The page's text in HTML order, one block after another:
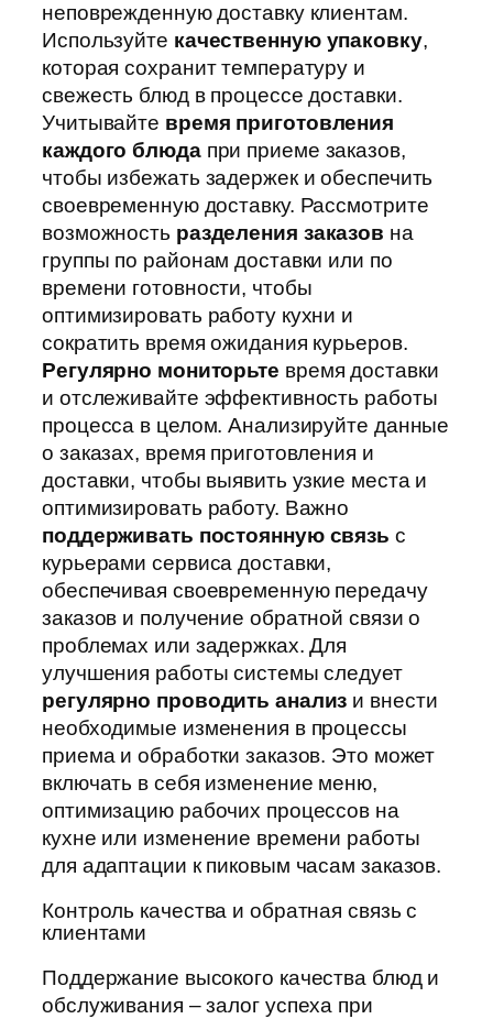
неповрежденную доставку клиентам.
Используйте качественную упаковку,
которая сохранит температуру и
свежесть блюд в процессе доставки.
Учитывайте время приготовления
каждого блюдапри приеме заказов,
чтобы избежать задержек и обеспечить
своевременную доставку. Рассмотрите
возможность разделения заказов на
группы по районам доставки или по
времени готовности, чтобы
оптимизировать работу кухни и
сократить время ожидания курьеров.
Регулярно мониторьте время доставки
и отслеживайте эффективность работы
процесса в целом. Анализируйте данные
о заказах, время приготовления и
доставки, чтобы выявить узкие места и
оптимизировать работу. Важно
поддерживать постоянную связь с
курьерами сервиса доставки,
обеспечивая своевременную передачу
заказов и получение обратной связи о
проблемах или задержках. Для
улучшения работы системы следует
регулярно проводить анализ и внести
необходимые изменения в процессы
приема и обработки заказов. Это может
включать в себя изменение меню,
оптимизацию рабочих процессов на
кухне или изменение времени работы
для адаптации к пиковым часам заказов.
Контроль качества и обратная связь с
клиентами
Поддержание высокого качества блюд и
обслуживания – залог успеха при